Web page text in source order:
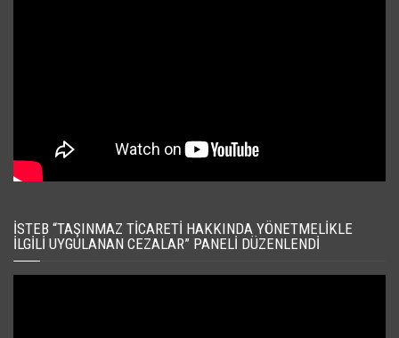
İSTEB “TAŞINMAZ TICARETI HAKKINDA YÖNETMELIKLE
İLGILI UYGULANAN CEZALAR” PANELI DÜZENLENDI